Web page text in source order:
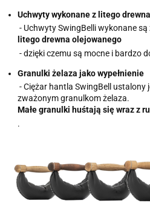
Uchwyty wykonane z litego drewna
- Uchwyty SwingBelli wykonane są
litego drewna olejowanego
- dzięki czemu są mocne i bardzo
Granulki żelaza jako wypełnienie
- Ciężar hantla SwingBell ustalony
zważonym granulkom żelaza.
Małe granulki huśtają się wraz z
.